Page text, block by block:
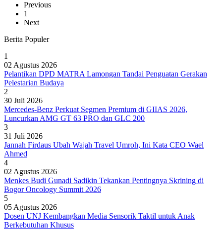
Previous
1
Next
Berita Populer
1
02 Agustus 2026
Pelantikan DPD MATRA Lamongan Tandai Penguatan Gerakan
Pelestarian Budaya
2
30 Juli 2026
Mercedes-Benz Perkuat Segmen Premium di GIIAS 2026,
Luncurkan AMG GT 63 PRO dan GLC 200
3
31 Juli 2026
Jannah Firdaus Ubah Wajah Travel Umroh, Ini Kata CEO Wael
Ahmed
4
02 Agustus 2026
Menkes Budi Gunadi Sadikin Tekankan Pentingnya Skrining di
Bogor Oncology Summit 2026
5
05 Agustus 2026
Dosen UNJ Kembangkan Media Sensorik Taktil untuk Anak
Berkebutuhan Khusus